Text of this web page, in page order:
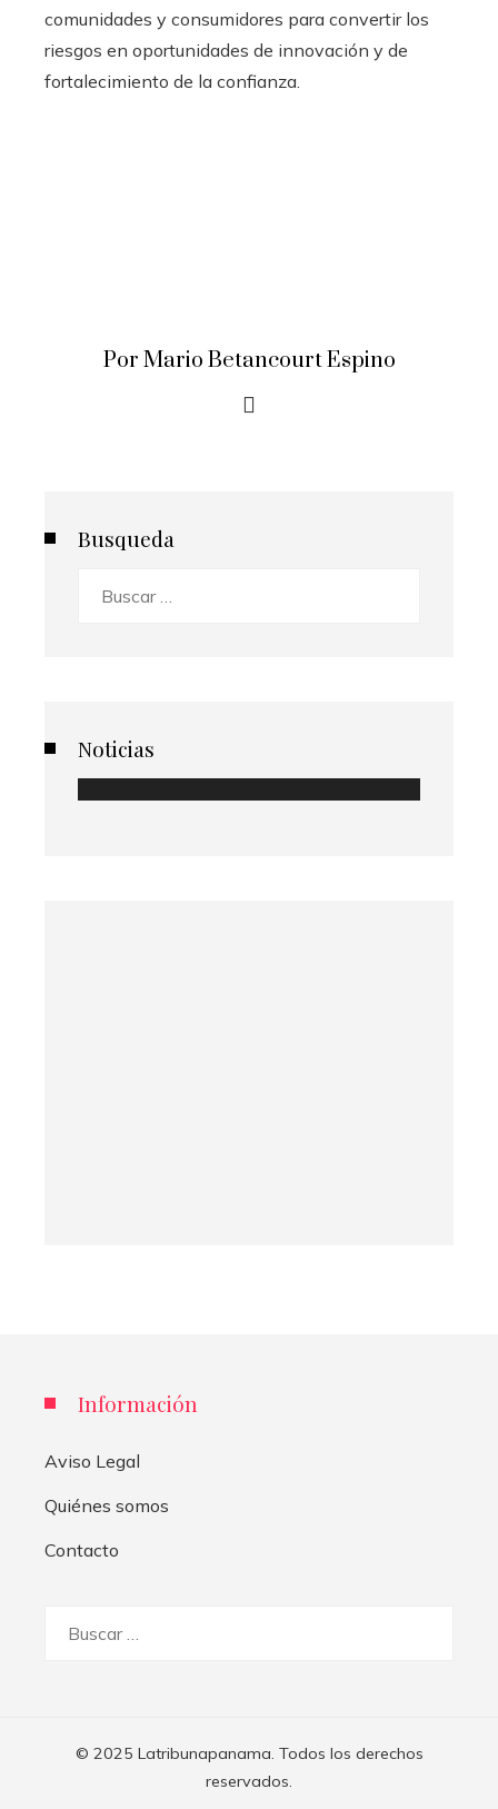
comunidades y consumidores para convertir los
riesgos en oportunidades de innovación y de
fortalecimiento de la confianza.
Por Mario Betancourt Espino
Busqueda
Noticias
Información
Aviso Legal
Quiénes somos
Contacto
© 2025 Latribunapanama. Todos los derechos
reservados.